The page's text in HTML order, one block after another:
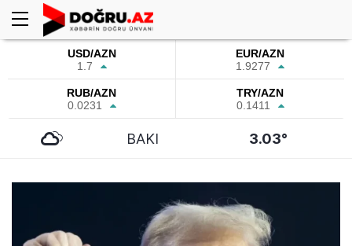
USD/AZN
1.7
EUR/AZN
1.9277
RUB/AZN
0.0231
TRY/AZN
0.1411
BAKI 3.03°